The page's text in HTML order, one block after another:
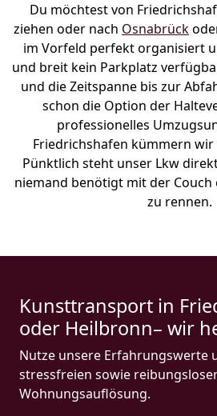
Du möchtest von
ziehen oder nach Osnabrück
im Vorfeld perfekt organisiert
und breit kein Parkplatz
und die Zeitspanne bis zur
schon die Option der
professionelles
Friedrichshafen kümmern
Pünktlich steht unser Lkw
niemand benötigt mit der Couch
zu rennen.
Kunsttransport in
oder Heilbronn– wir
Nutze unsere Erfahrungswerte
stressfreien sowie
Wohnungsauflösung.